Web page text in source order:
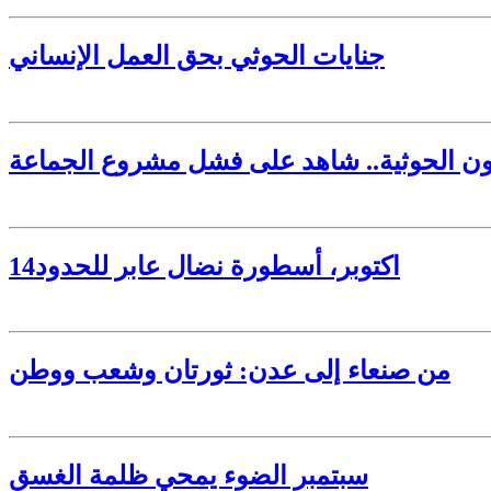
جنايات الحوثي بحق العمل الإنساني
14اكتوبر، أسطورة نضال عابر للحدود
من صنعاء إلى عدن: ثورتان وشعب ووطن
سبتمبر الضوء يمحي ظلمة الغسقِ